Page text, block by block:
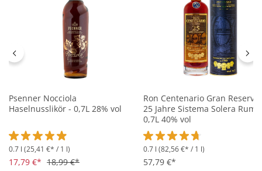
Psenner Nocciola
Haselnusslikör - 0,7L 28% vol
Durchschnittliche Bewertung von 4.9 von 5 Sternen
0.7 l (25,41 €* / 1 l)
17,79 €* 18,99 €*
Ron Centenario Gran Reserva
25 Jahre Sistema Solera Rum -
0,7L 40% vol
Durchschnittliche
0.7 l (82,56 €* / 1 l)
57,79 €*